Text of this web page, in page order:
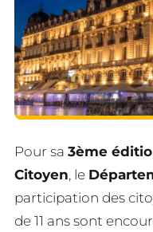
Pour sa 3ème
Citoyen, le
participation des
de 11 ans sont